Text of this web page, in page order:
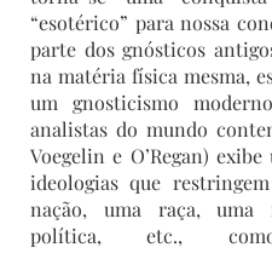
“esotérico” para nossa
parte dos gnósticos
na matéria física mesma,
um gnosticismo
analistas do mundo
Voegelin e O’Regan)
ideologias que
nação, uma raça, uma
política, etc.,